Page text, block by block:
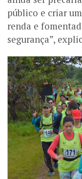
público e criar
renda e
segurança”,